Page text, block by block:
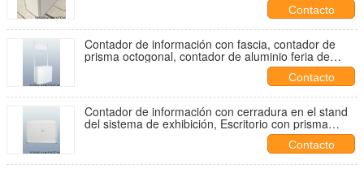
Contacto
Contador de información con fascia, contador de
prisma octogonal, contador de aluminio feria de
exposición de ferias de comercio proveedor en
Contacto
Contador de información con cerradura en el stand
del sistema de exhibición, Escritorio con prisma
octogonal con cerradura con puerta corredera
Contacto